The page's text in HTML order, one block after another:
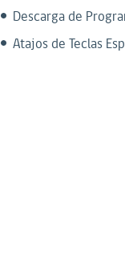
Descarga de
Atajos de Teclas